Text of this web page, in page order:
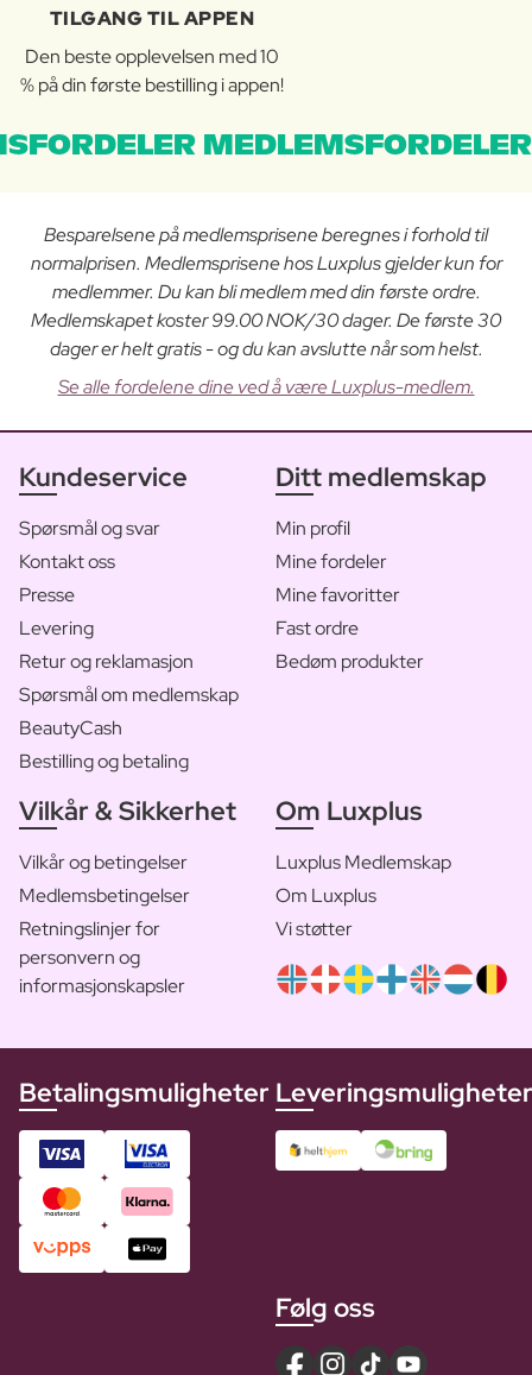
TILGANG TIL APPEN
Den beste opplevelsen med 10
% på din første bestilling i appen!
Besparelsene på medlemsprisene beregnes i forhold til
normalprisen. Medlemsprisene hos Luxplus gjelder kun for
medlemmer. Du kan bli medlem med din første ordre.
Medlemskapet koster 99.00 NOK/30 dager. De første 30
dager er helt gratis - og du kan avslutte når som helst.
Se alle fordelene dine ved å være Luxplus-medlem.
Kundeservice
Spørsmål og svar
Kontakt oss
Presse
Levering
Retur og reklamasjon
Spørsmål om medlemskap
BeautyCash
Bestilling og betaling
Ditt medlemskap
Min profil
Mine fordeler
Mine favoritter
Fast ordre
Bedøm produkter
Vilkår & Sikkerhet
Vilkår og betingelser
Medlemsbetingelser
Retningslinjer for
personvern og
informasjonskapsler
Om Luxplus
Luxplus Medlemskap
Om Luxplus
Vi støtter
Betalingsmuligheter Leveringsmuligheter
Følg oss